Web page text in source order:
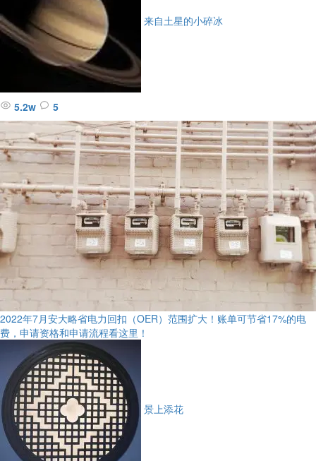
来自土星的小碎冰
5.2w 5
2022年7月安大略省电力回扣（OER）范围扩大！账单可节省17%的电
费，申请资格和申请流程看这里！
景上添花